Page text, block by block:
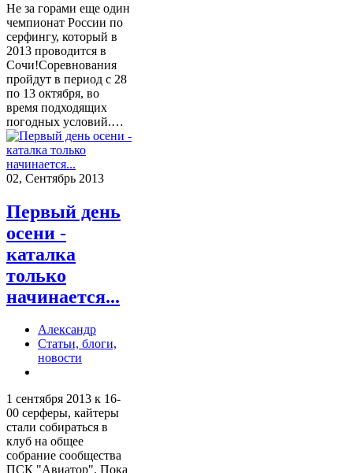
Не за горами еще один
чемпионат России по
серфингу, который в
2013 проводится в
Сочи!Соревнования
пройдут в период с 28
по 13 октября, во
время подходящих
погодных условий.…
02, Сентябрь 2013
Первый день
осени -
каталка
только
начинается...
Александр
Статьи, блоги,
новости
1 сентября 2013 к 16-
00 серферы, кайтеры
стали собираться в
клуб на общее
собрание сообщества
ПСК "Авиатор". Пока